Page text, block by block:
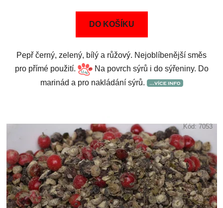
DO KOŠÍKU
Pepř černý, zelený, bílý a růžový. Nejoblíbenější směs
pro přímé použití.
Na povrch sýrů i do sýřeniny. Do
marinád a pro nakládání sýrů.
Kód: 7053